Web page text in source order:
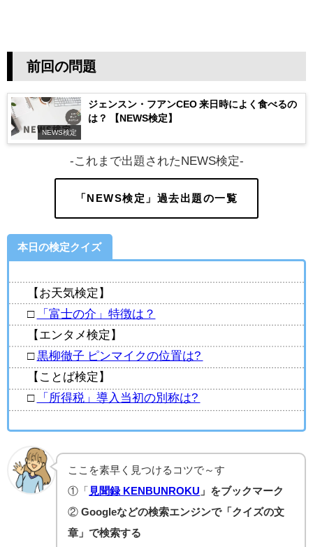
前回の問題
NEWS検定
ジェンスン・フアンCEO 来日時によく食べるの
は？ 【NEWS検定】
-これまで出題されたNEWS検定-
「NEWS検定」過去出題の一覧
本日の検定クイズ
【お天気検定】
□
「富士の介」特徴は？
【エンタメ検定】
□黒柳徹子 ピンマイクの位置は?
【ことば検定】
□
「所得税」導入当初の別称は?
ここを素早く見つけるコツで～す
①「 見聞録 KENBUNROKU 」をブックマーク
②Googleなどの検索エンジンで「クイズの文
章」で検索する